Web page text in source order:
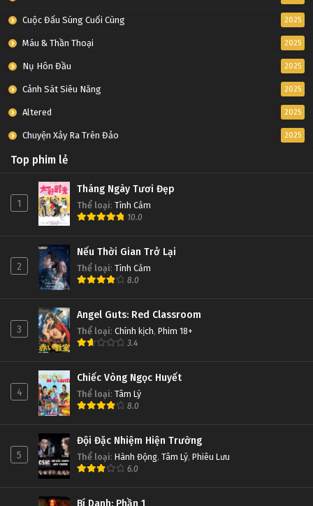
Cuộc Đấu Súng Cuối Cùng 2025
Máu & Thần Thoại 2025
Nụ Hôn Đầu 2025
Cảnh Sát Siêu Năng 2025
Altered 2025
Chuyện Xảy Ra Trên Đảo 2025
Top phim lẻ
1
Tháng Ngày Tươi Đẹp
Thể loại: Tình Cảm
10.0
2
Nếu Thời Gian Trở Lại
Thể loại: Tình Cảm
8.0
3
Angel Guts: Red Classroom
Thể loại: Chính kịch, Phim 18+
3.4
4
Chiếc Vòng Ngọc Huyết
Thể loại: Tâm Lý
8.0
5
Đội Đặc Nhiệm Hiện Trường
Thể loại: Hành Động, Tâm Lý, Phiêu Lưu
6.0
Bí Danh: Phần 1